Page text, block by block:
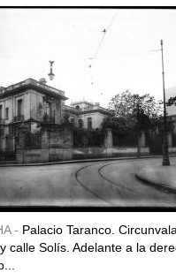
- Palacio Taranco.
calle Solís. Adelante a la